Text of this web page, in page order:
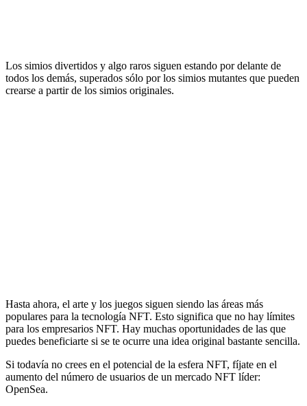
Los simios divertidos y algo raros siguen estando por delante de
todos los demás, superados sólo por los simios mutantes que pueden
crearse a partir de los simios originales.
Hasta ahora, el arte y los juegos siguen siendo las áreas más
populares para la tecnología NFT. Esto significa que no hay límites
para los empresarios NFT. Hay muchas oportunidades de las que
puedes beneficiarte si se te ocurre una idea original bastante sencilla.
Si todavía no crees en el potencial de la esfera NFT, fíjate en el
aumento del número de usuarios de un mercado NFT líder:
OpenSea.